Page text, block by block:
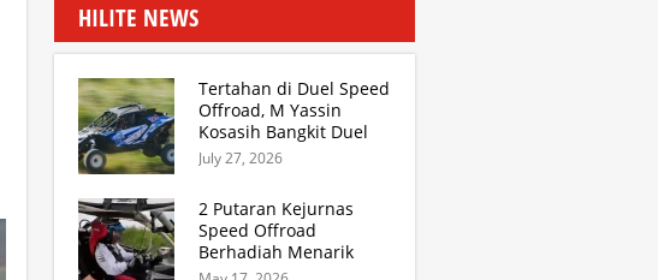
HILITE NEWS
Tertahan di Duel Speed
Offroad, M Yassin
Kosasih Bangkit Duel
Sprint Rally. TB Adhi
Juara Kejurnas Speed
Offroad Putaran 3 Jabar
July 27, 2026
2 Putaran Kejurnas
Speed Offroad
Berhadiah Menarik
Siap Digelar di SS